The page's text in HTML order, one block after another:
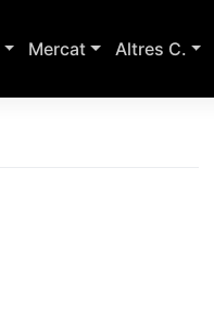
Mercat Altres C.